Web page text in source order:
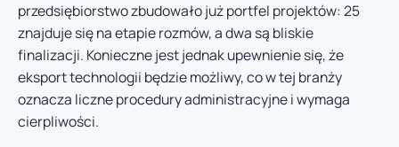
przedsiębiorstwo zbudowało już portfel projektów: 25
znajduje się na etapie rozmów, a dwa są bliskie
finalizacji. Konieczne jest jednak upewnienie się, że
eksport technologii będzie możliwy, co w tej branży
oznacza liczne procedury administracyjne i wymaga
cierpliwości.